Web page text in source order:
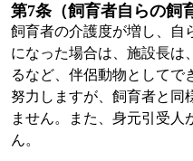
第7条（飼育者自らの飼
飼育者の介護度が増し、自
になった場合は、施設長は
るなど、伴侶動物としてで
努力しますが、飼育者と同
ません。また、身元引受人
ん。